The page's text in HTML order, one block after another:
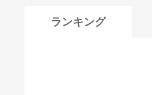
ランキング